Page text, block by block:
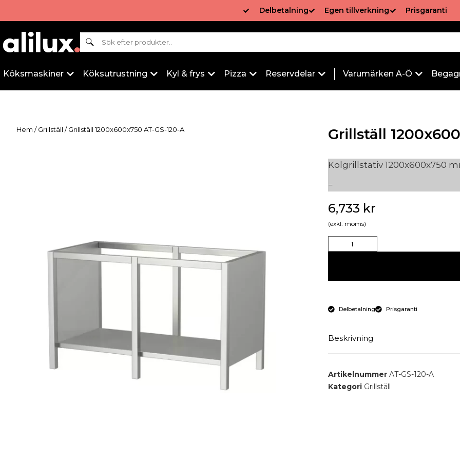
Delbetalning Egen tillverkning Prisgaranti
Sök
Köksmaskiner Köksutrustning Kyl & frys Pizza Reservdelar Varumärken A-Ö
Hem /Grillställ / Grillställ 1200x600x750 AT-GS-120-A Grillställ
Kolgrillstativ 1200x600x750
6,733 kr
(exkl. moms)
Delbetalning Prisgaranti
Beskrivning
Grillställ 1200x600x750 mm
Artikelnummer AT-GS-120-A
Kategori Grillställ